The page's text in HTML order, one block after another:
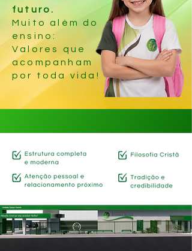
futuro.
Muito além do
ensino:
Valores que
acompanham
por toda vida!